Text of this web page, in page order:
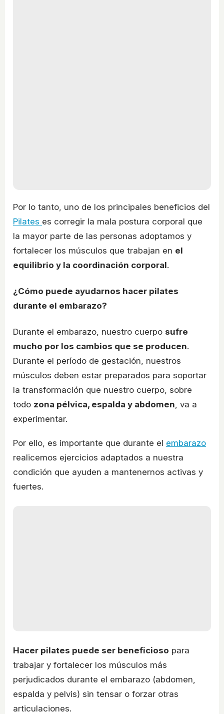
Por lo tanto, uno de los principales beneficios del
Pilates es corregir la mala postura corporal que
la mayor parte de las personas adoptamos y
fortalecer los músculos que trabajan en el
equilibrio y la coordinación corporal.
¿Cómo puede ayudarnos hacer pilates
durante el embarazo?
Durante el embarazo, nuestro cuerpo sufre
mucho por los cambios que se producen.
Durante el período de gestación, nuestros
músculos deben estar preparados para soportar
la transformación que nuestro cuerpo, sobre
todo zona pélvica, espalda y abdomen , va a
experimentar.
Por ello, es importante que durante el embarazo
realicemos ejercicios adaptados a nuestra
condición que ayuden a mantenernos activas y
fuertes.
Hacer pilates puede ser beneficioso para
trabajar y fortalecer los músculos más
perjudicados durante el embarazo (abdomen,
espalda y pelvis) sin tensar o forzar otras
articulaciones.